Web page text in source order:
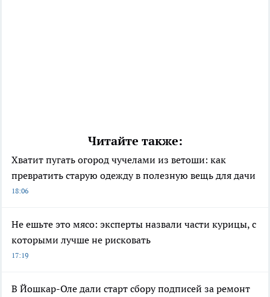
Читайте также:
Хватит пугать огород чучелами из ветоши: как
превратить старую одежду в полезную вещь для дачи
18:06
Не ешьте это мясо: эксперты назвали части курицы, с
которыми лучше не рисковать
17:19
В Йошкар-Оле дали старт сбору подписей за ремонт